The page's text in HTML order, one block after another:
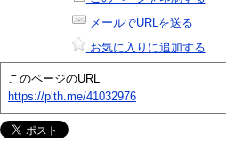
メールでURLを送る
お気に入りに追加する
このページのURL
https://plth.me/41032976